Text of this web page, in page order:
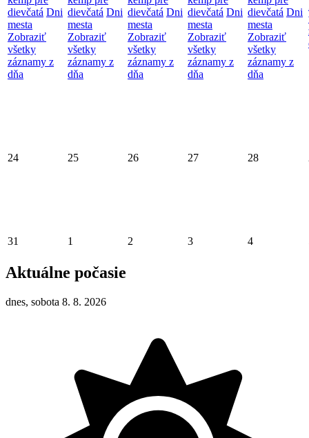
dievčatá Dni
mesta
Zobraziť
všetky
záznamy z
dňa
dievčatá Dni
mesta
Zobraziť
všetky
záznamy z
dňa
dievčatá Dni
mesta
Zobraziť
všetky
záznamy z
dňa
dievčatá Dni
mesta
Zobraziť
všetky
záznamy z
dňa
dievčatá Dni
mesta
Zobraziť
všetky
záznamy z
dňa
24 25 26 27 28
31 1 2 3 4
Aktuálne počasie
dnes, sobota 8. 8. 2026